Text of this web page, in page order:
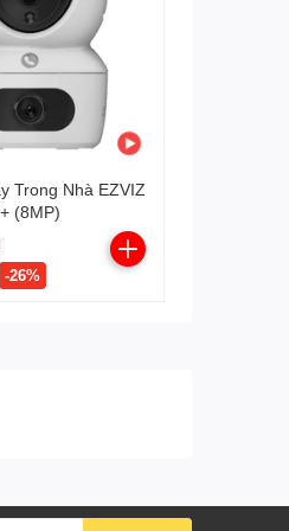
động tích hợp.
điện năng tiêu
Trong Nhà EZVIZ
(8MP)
-26%